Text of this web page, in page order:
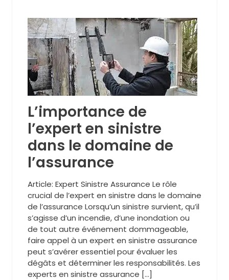
L’importance de
l’expert en sinistre
dans le domaine de
l’assurance
Article: Expert Sinistre Assurance Le rôle
crucial de l’expert en sinistre dans le domaine
de l’assurance Lorsqu’un sinistre survient, qu’il
s’agisse d’un incendie, d’une inondation ou
de tout autre événement dommageable,
faire appel à un expert en sinistre assurance
peut s’avérer essentiel pour évaluer les
dégâts et déterminer les responsabilités. Les
experts en sinistre assurance […]